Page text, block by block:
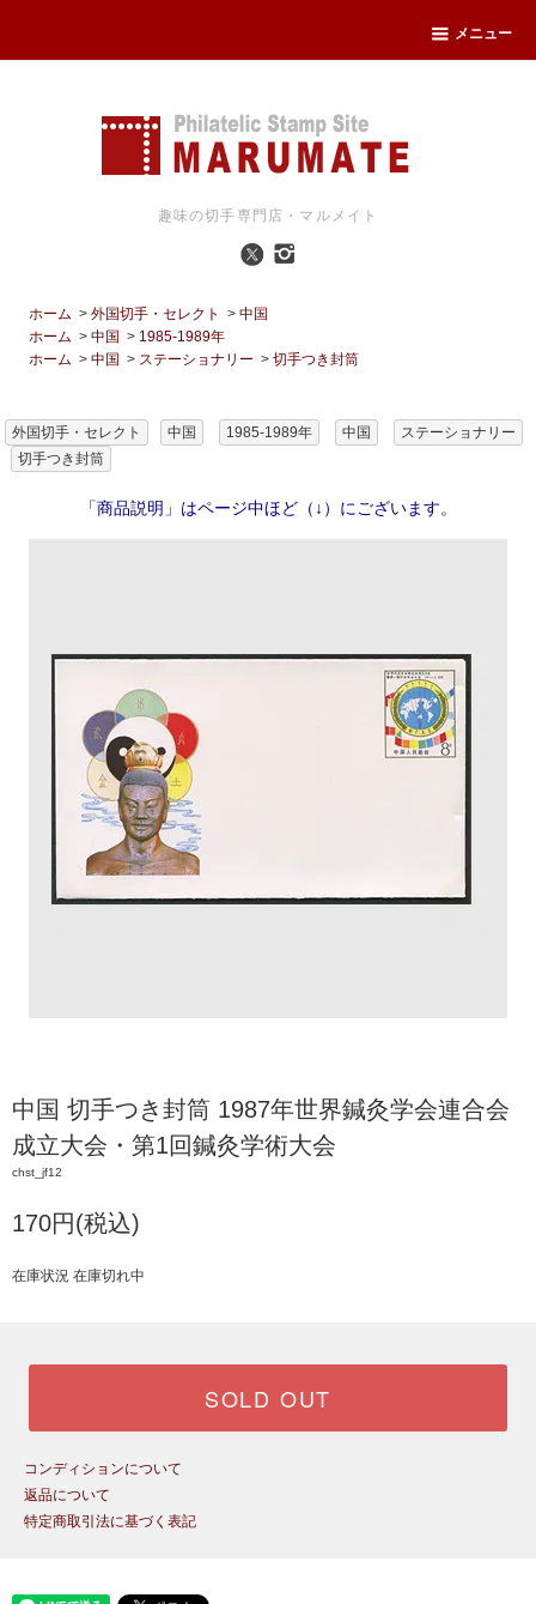
メニュー
趣味の切手専門店・マルメイト
ホーム >外国切手・セレクト >中国
ホーム >中国 > 1985-1989年
ホーム >中国 > ステーショナリー >切手つき封筒
外国切手・セレクト 中国 1985-1989年 中国
ステーショナリー
切手つき封筒
「商品説明」はページ中ほど（↓）にございます。
中国 切手つき封筒 1987年世界鍼灸学会連合会
成立大会・第1回鍼灸学術大会
chst_jf12
170円(税込)
在庫状況 在庫切れ中
SOLD OUT
コンディションについて
返品について
特定商取引法に基づく表記